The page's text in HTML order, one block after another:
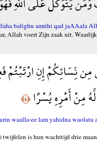
balighu amrihi qad jaAAala
Allah voert Zijn zaak uit.
نِّسَائِكُمْ إِنِ ارْتَبْتُمْ
مِنْ أَمْرِهِ يُسْرًا﴿٤﴾
waalla-ee lam yahidna
is hun wachttijd drie